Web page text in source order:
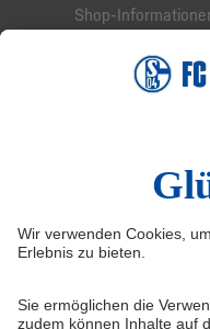
Shop-
Service-Hotline
Widerruf